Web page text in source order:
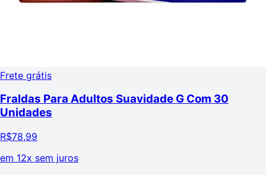
Frete grátis
Fraldas Para Adultos Suavidade G Com 30
Unidades
R$78,99
em 12x sem juros